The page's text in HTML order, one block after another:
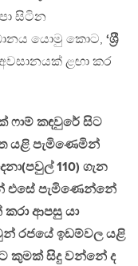
සිටින
යොමු කොට, ‘ශ‍්‍රී
ළඟා කර
ෆාම් කඳවුරේ සිට
යළි පැමිණෙමින්
110) ගැන
එසේ පැමිණෙන්නේ
ආපසු යා
රජයේ ඉඩම්වල යළි
කුමක් සිදු වන්නේ ද